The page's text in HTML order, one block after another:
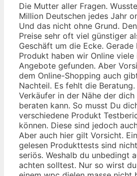
Die Mutter aller Fragen.
Million Deutschen jedes Jahr
Und das nicht ohne Grund.
Preise sehr oft viel günstiger
Geschäft um die Ecke. Gerade
Produkt haben wir Online viele
Angebote gefunden. Aber
dem Online-Shopping auch
Nachteil. Es fehlt die
Verkäufer in der Nähe der
beraten kann. So musst Du
verschiedene Produkt
können. Diese sind jedoch
Aber auch hier gilt Vorsicht.
gelesen Produkttests sind
seriös. Weshalb du unbedingt
achten solltest. Nur so wirst